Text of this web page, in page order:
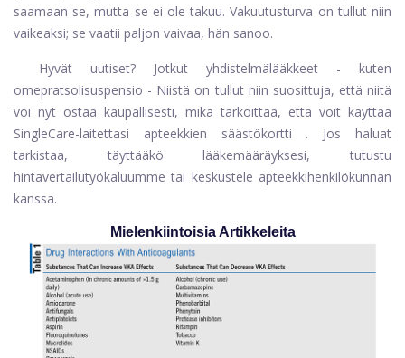
saamaan se, mutta se ei ole takuu. Vakuutusturva on tullut niin
vaikeaksi; se vaatii paljon vaivaa, hän sanoo.
Hyvät uutiset? Jotkut yhdistelmälääkkeet - kuten
omepratsolisuspensio - Niistä on tullut niin suosittuja, että niitä
voi nyt ostaa kaupallisesti, mikä tarkoittaa, että voit käyttää
SingleCare-laitettasi
apteekkien säästökortti
. Jos haluat
tarkistaa, täyttääkö lääkemääräyksesi,
tutustu
hintavertailutyökaluumme tai keskustele apteekkihenkilökunnan
kanssa.
Mielenkiintoisia Artikkeleita